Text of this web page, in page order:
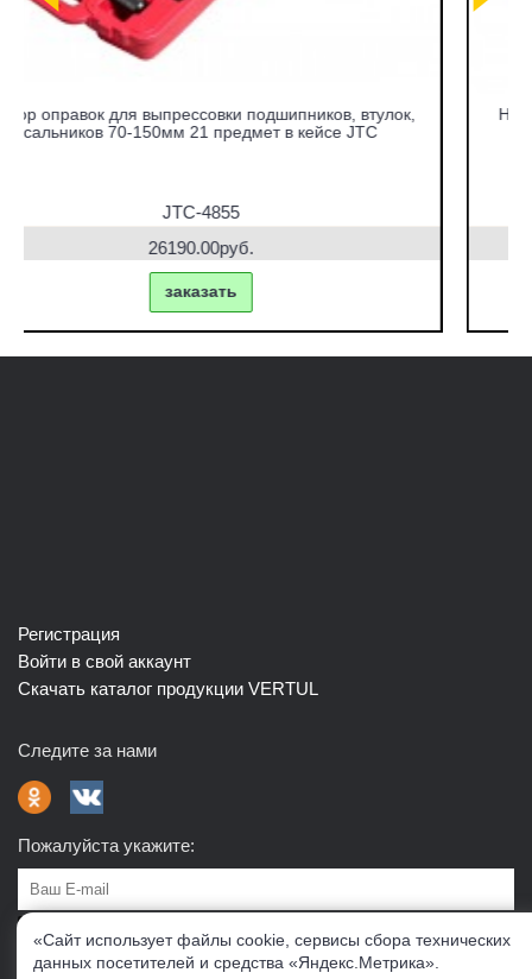
Набор съемников сайлентблоков под
привод в кейсе JTC
Регистрация
Войти в свой аккаунт
Скачать каталог продукции VERTUL
Следите за нами
Пожалуйста укажите:
Подписаться
«Сайт использует файлы cookie, сервисы сбора технических
данных посетителей и средства «Яндекс.Метрика».